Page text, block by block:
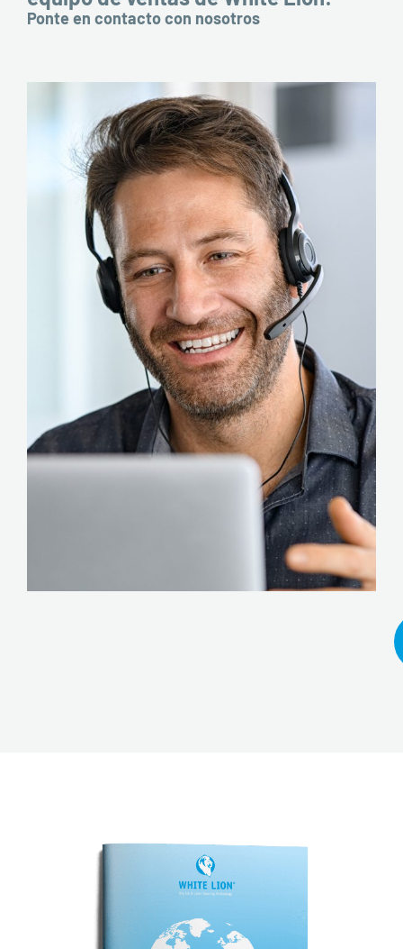
Ponte en contacto con nosotros